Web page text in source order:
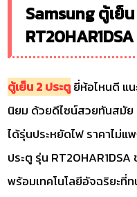
Samsung ตู้เย็
RT20HAR1DSA
ตู้เย็น 2 ประตูยี่ห้อไหนดี แ
นิยม ด้วยดีไซน์สวยทันสมัย
ได้รุ่นประหยัดไฟ ราคาไม่แ
ประตู รุ่น
พร้อมเทคโนโลยีอัจฉริยะที่